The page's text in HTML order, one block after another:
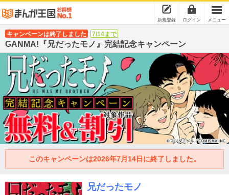
新規登録 ログイン メニュー
キャンペーンは終了しました 7/14まで
GANMA!『兄だったモノ』完結記念キャンペーン
このキャンペーンは2026年7月14日に終了しました。
兄だったモノ